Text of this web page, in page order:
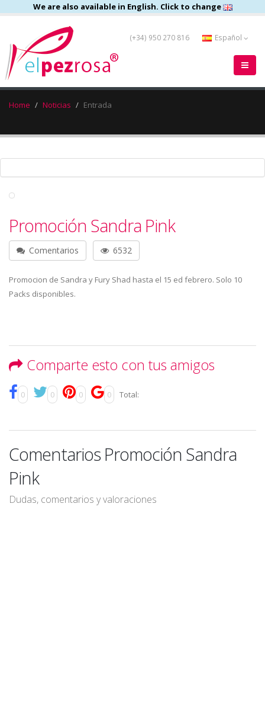
We are also available in English. Click to change
(+34) 950 270 816 Español
Home Noticias Entrada
Promoción Sandra Pink
Comentarios 6532
Promocion de Sandra y Fury Shad hasta el 15 ed febrero. Solo 10
Packs disponibles.
Comparte esto con tus amigos
0 0 0 0 Total:
Comentarios Promoción Sandra
Pink
Dudas, comentarios y valoraciones